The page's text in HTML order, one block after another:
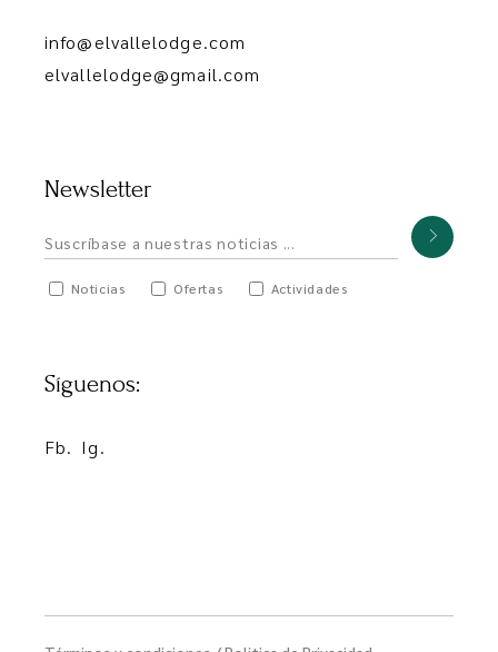
info@elvallelodge.com
elvallelodge@gmail.com
Newsletter
Noticias Ofertas Actividades
Síguenos:
Fb. Ig.